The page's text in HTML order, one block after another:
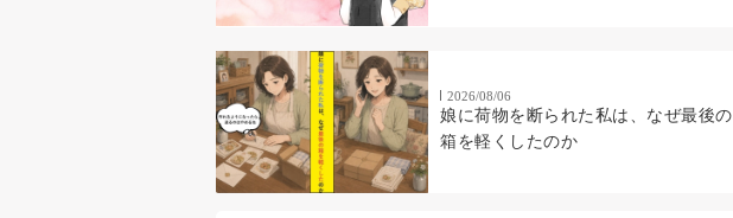
2026/08/06
娘に荷物を断られた私は、なぜ最後の
箱を軽くしたのか